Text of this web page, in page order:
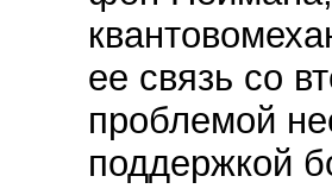
ее связь со
проблемой
поддержкой